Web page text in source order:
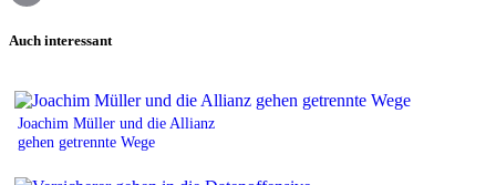
Auch interessant
Joachim Müller und die Allianz
gehen getrennte Wege